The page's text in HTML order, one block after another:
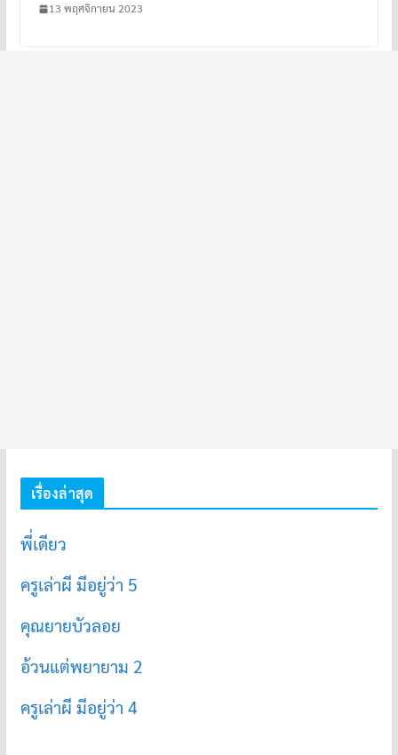
13 พฤศจิกายน 2023
เรื่องล่าสุด
พี่เดียว
ครูเล่าผี มีอยู่ว่า 5
คุณยายบัวลอย
อ้วนแต่พยายาม 2
ครูเล่าผี มีอยู่ว่า 4